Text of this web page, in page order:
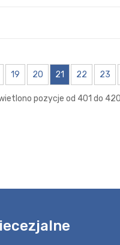
19 20 21 22 23
pozycje od 401 do